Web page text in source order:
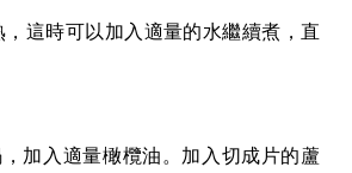
這時可以加入適量的水繼續煮，直
加入適量橄欖油。加入切成片的蘆